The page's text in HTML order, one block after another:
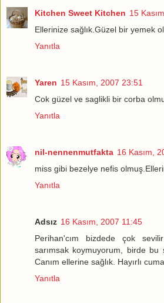
Kitchen Sweet Kitchen 15
Ellerinize sağlık.Güzel bir yemek
Yanıtla
Yaren 15 Kasım, 2007 23:51
Cok güzel ve saglikli bir corba
Yanıtla
nil-nennenmutfakta 16 Kasım,
miss gibi bezelye nefis
Yanıtla
Adsız 16 Kasım, 2007 11:45
Perihan'cım bizdede çok
sarımsak koymuyorum, birde bu
Canım ellerine sağlık. Hayırlı
Yanıtla